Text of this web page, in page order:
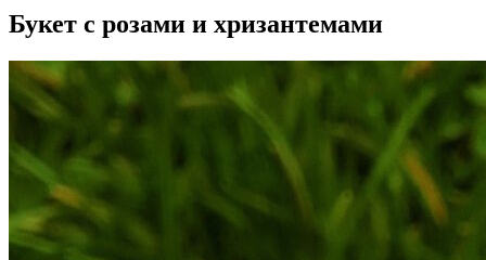
Букет с розами и хризантемами